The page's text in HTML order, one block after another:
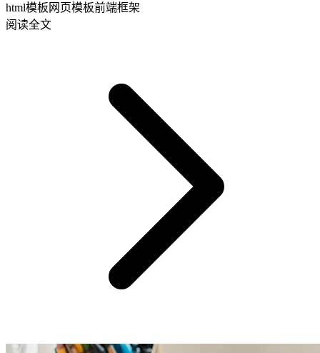
html模板 网页模板前端框架
阅读全文